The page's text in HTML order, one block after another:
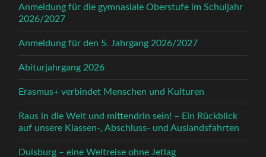
Anmeldung für die gymnasiale Oberstufe im Schuljahr
2026/2027
Anmeldung für den 5. Jahrgang 2026/2027
Abiturjahrgang 2026
Erasmus+ verbindet Menschen und Kulturen
Raus in die Welt und mittendrin sein! – Ein Rückblick
auf unsere Klassen-, Abschluss- und Auslandsfahrten
Duisburg – eine Weltreise ohne Jetlag